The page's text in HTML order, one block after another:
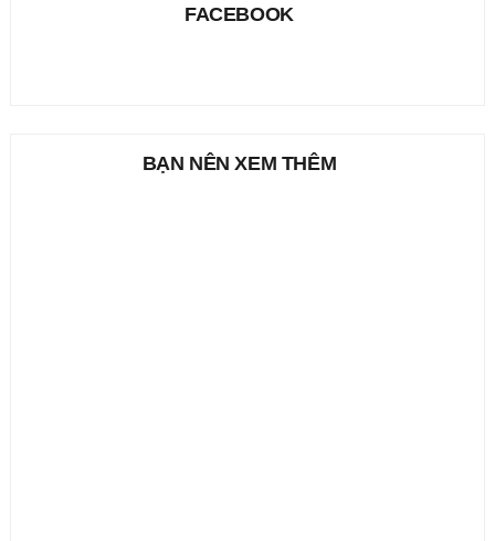
FACEBOOK
BẠN NÊN XEM THÊM